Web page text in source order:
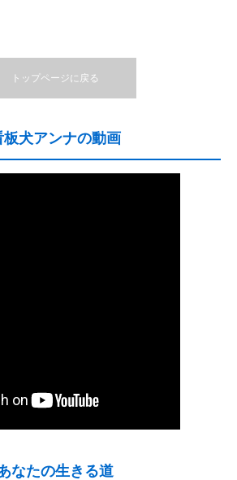
トップページに戻る
板犬アンナの動画
なたの生きる道